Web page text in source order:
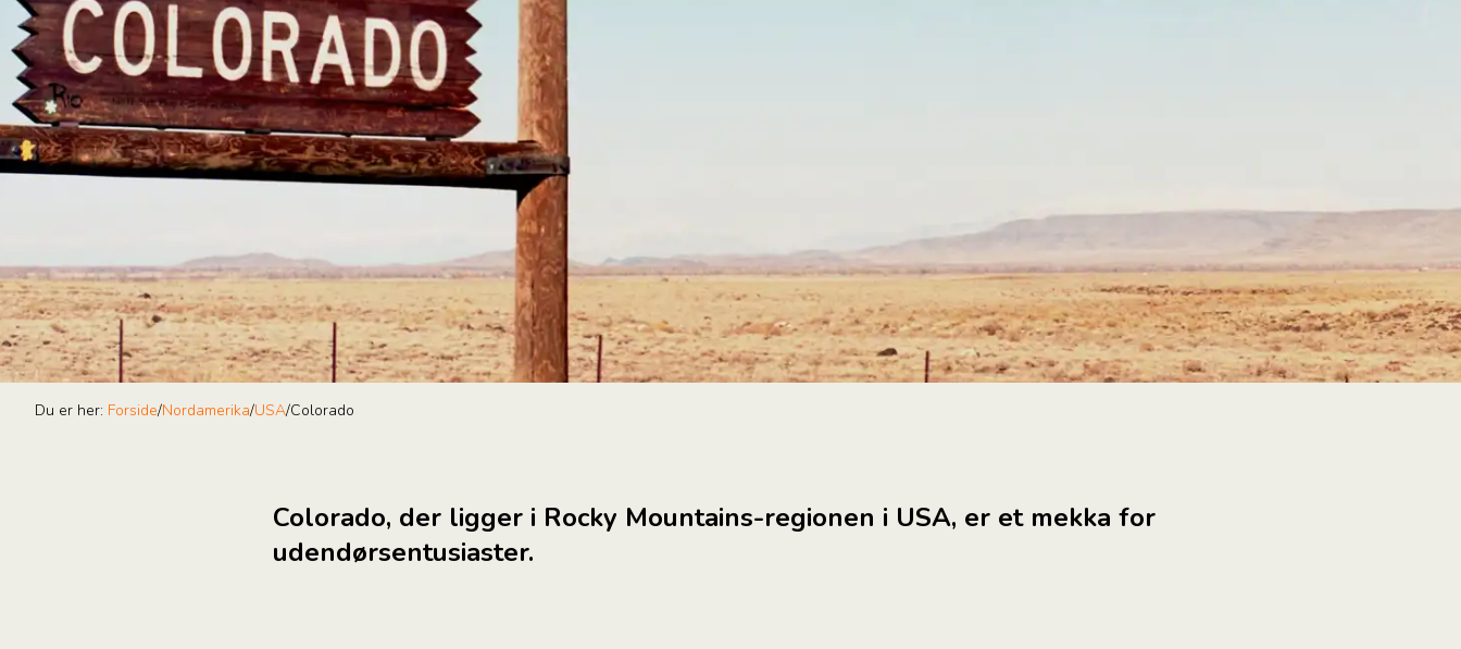
Du er her: Forside/Nordamerika/USA/Colorado
Colorado, der ligger i Rocky Mountains-regionen i USA, er et mekka for
udendørsentusiaster.